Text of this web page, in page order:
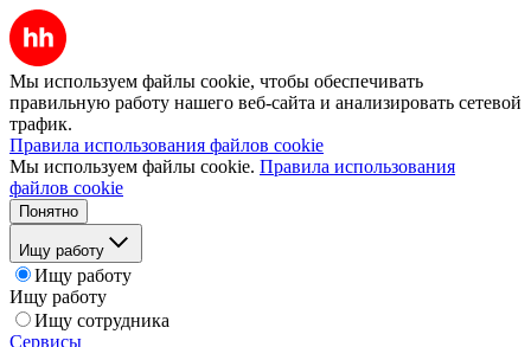
Мы используем файлы cookie, чтобы обеспечивать
правильную работу нашего веб-сайта и анализировать сетевой
трафик.
Правила использования файлов cookie
Мы используем файлы cookie. Правила использования
файлов cookie
Понятно
Ищу работу
Ищу работу
Ищу работу
Ищу сотрудника
Сервисы